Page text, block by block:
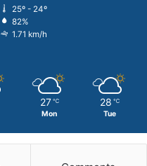
25º - 24º
82%
1.71 km/h
27 ℃
Mon
28 ℃
Tue